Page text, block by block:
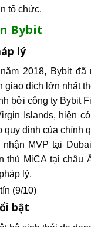
tổ chức.
Bybit
lý
2018, Bybit đã
giao dịch lớn nhất
bởi công ty Bybit
Islands, hiện
quy định của chính
MVP tại
thủ MiCA tại châu
lý.
(9/10)
bật